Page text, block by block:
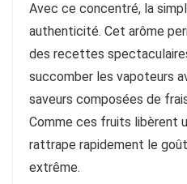
Avec ce concentré, la
authenticité. Cet arôme
des recettes
succomber les vapoteurs
saveurs composées de
Comme ces fruits libèrent
rattrape rapidement le
extrême.